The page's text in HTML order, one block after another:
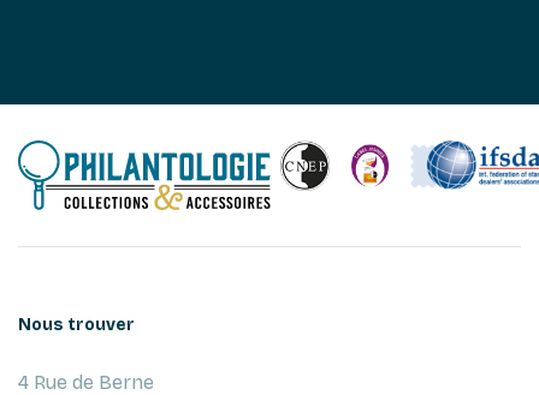
Nous trouver
4 Rue de Berne